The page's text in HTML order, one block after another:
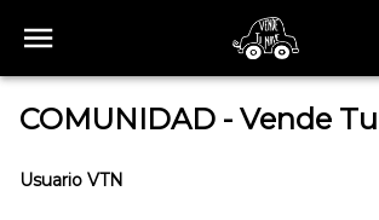
COMUNIDAD - Vende
Usuario VTN